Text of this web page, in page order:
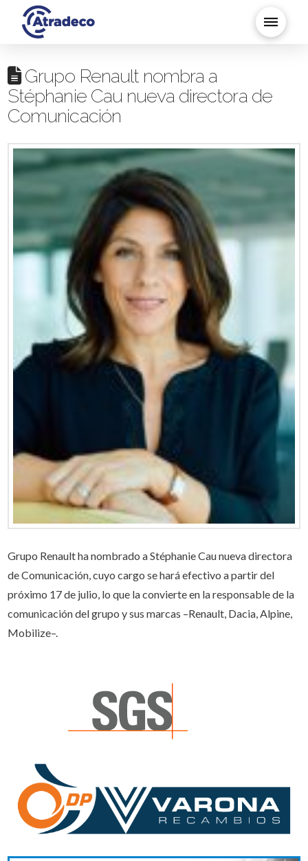
Grupo Renault nombra a
Stéphanie Cau nueva directora de
Comunicación
Grupo Renault ha nombrado a Stéphanie Cau nueva directora
de Comunicación, cuyo cargo se hará efectivo a partir del
próximo 17 de julio, lo que la convierte en la responsable de la
comunicación del grupo y sus marcas –Renault, Dacia, Alpine,
Mobilize–.